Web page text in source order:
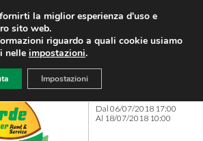
Dal 06/07/2018 17:00
Al 18/07/2018 10:00
la miglior esperienza d'uso e
sito web.
riguardo a quali cookie usiamo
nelle impostazioni.
Impostazioni